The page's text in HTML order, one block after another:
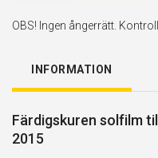
OBS! Ingen ångerrätt.
INFORMATION
Färdigskuren solfilm
2015